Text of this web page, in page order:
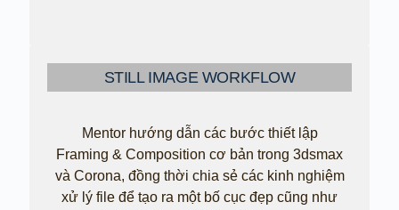
STILL IMAGE WORKFLOW
Mentor hướng dẫn các bước thiết lập
Framing & Composition cơ bản trong 3dsmax
và Corona, đồng thời chia sẻ các kinh nghiệm
xử lý file để tạo ra một bố cục đẹp cũng như